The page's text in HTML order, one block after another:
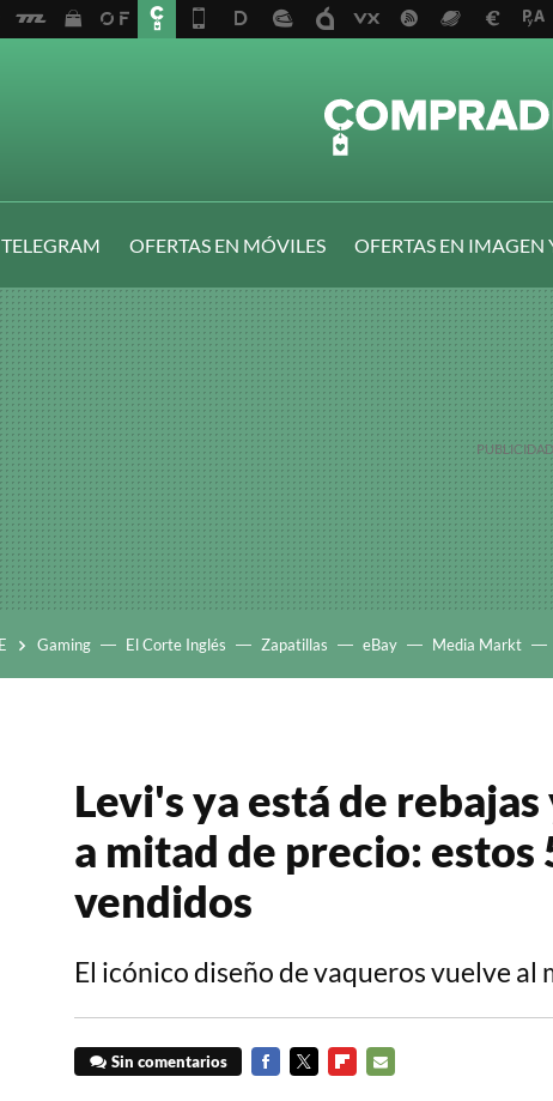
OFERTAS EN MÓVILES OFERTAS EN IMAGEN
Gaming El Corte Inglés Zapatillas eBay Media Markt
Levi's ya está de
a mitad de precio: estos
vendidos
El icónico diseño de vaqueros vuelve
Sin comentarios